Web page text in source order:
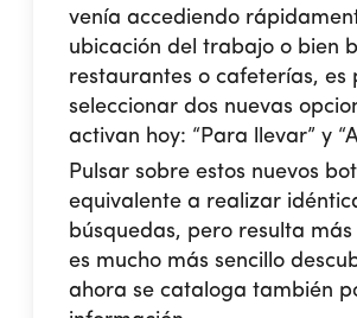
venía accediendo
ubicación del trabajo o bien
restaurantes o cafeterías, es
seleccionar dos nuevas
activan hoy: “Para llevar” y
Pulsar sobre estos nuevos
equivalente a realizar
búsquedas, pero resulta
es mucho más sencillo
ahora se cataloga también